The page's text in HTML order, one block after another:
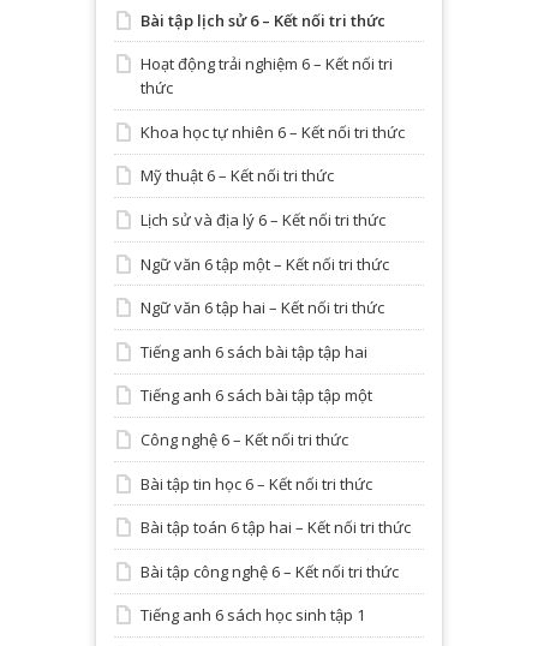
Bài tập lịch sử 6 – Kết nối tri thức
Hoạt động trải nghiệm 6 – Kết nối tri
thức
Khoa học tự nhiên 6 – Kết nối tri thức
Mỹ thuật 6 – Kết nối tri thức
Lịch sử và địa lý 6 – Kết nối tri thức
Ngữ văn 6 tập một – Kết nối tri thức
Ngữ văn 6 tập hai – Kết nối tri thức
Tiếng anh 6 sách bài tập tập hai
Tiếng anh 6 sách bài tập tập một
Công nghệ 6 – Kết nối tri thức
Bài tập tin học 6 – Kết nối tri thức
Bài tập toán 6 tập hai – Kết nối tri thức
Bài tập công nghệ 6 – Kết nối tri thức
Tiếng anh 6 sách học sinh tập 1